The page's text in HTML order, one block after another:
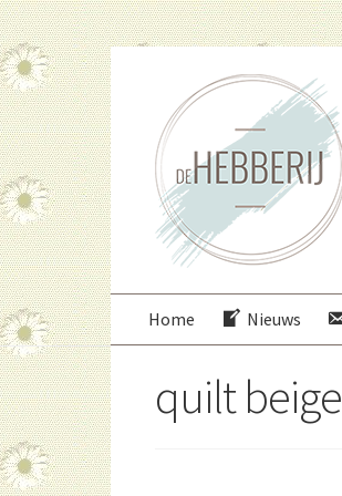
door
naar
navigatie
direct
naar
inhoud
Home Nieuws
quilt beige